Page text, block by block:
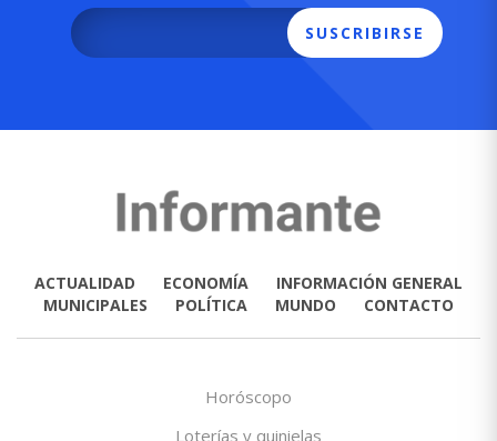
SUSCRIBIRSE
ACTUALIDAD ECONOMÍA
INFORMACIÓN GENERAL
MUNICIPALES
POLÍTICA MUNDO CONTACTO
Horóscopo
Loterías y quinielas